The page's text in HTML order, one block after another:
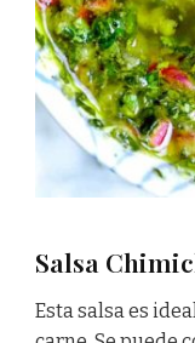
Salsa
Esta salsa es